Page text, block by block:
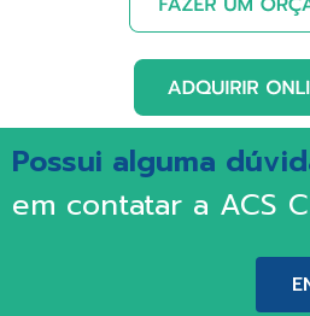
Possui alguma
em contatar a ACS